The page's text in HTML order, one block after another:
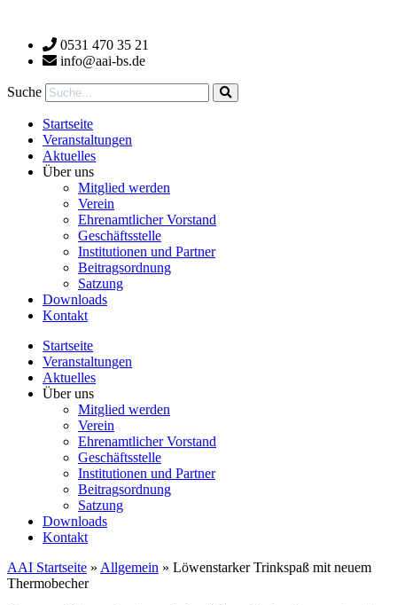
wechseln 0531 470 35 21
info@aai-bs.de
Suche
Startseite
Veranstaltungen
Aktuelles
Über uns
Mitglied werden
Verein
Ehrenamtlicher Vorstand
Geschäftsstelle
Institutionen und Partner
Beitragsordnung
Satzung
Downloads
Kontakt
Startseite
Veranstaltungen
Aktuelles
Über uns
Mitglied werden
Verein
Ehrenamtlicher Vorstand
Geschäftsstelle
Institutionen und Partner
Beitragsordnung
Satzung
Downloads
Kontakt
AAI Startseite » Allgemein » Löwenstarker Trinkspaß mit neuem
Thermobecher